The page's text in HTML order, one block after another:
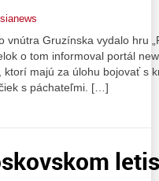
vnútra Gruzínska vydalo hru
o tom informoval portál
majú za úlohu bojovať s
s páchateľmi. […]